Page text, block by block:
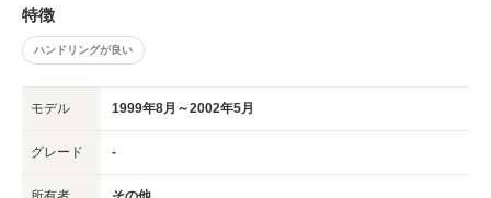
特徴
ハンドリングが良い
モデル 1999年8月～2002年5月
グレード -